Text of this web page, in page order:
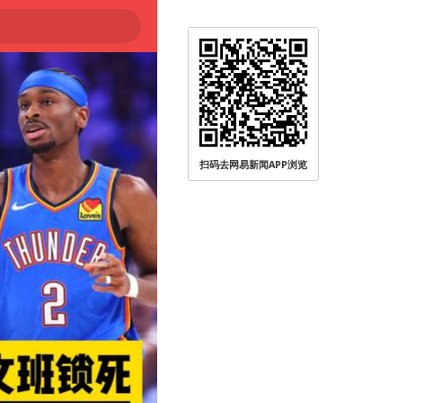
扫码去网易新闻APP浏览